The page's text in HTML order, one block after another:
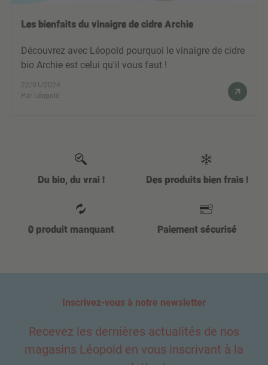
Les bienfaits du vinaigre de cidre Archie
Découvrez avec Léopold pourquoi le vinaigre de cidre
bio Archie est celui qu'il vous faut !
22/01/2024
Par Léopold
Du bio, du vrai ! Des produits bien frais !
0 produit manquant Paiement sécurisé
Inscrivez-vous à notre newsletter
Recevez les dernières actualités de nos
magasins Léopold en vous inscrivant à la